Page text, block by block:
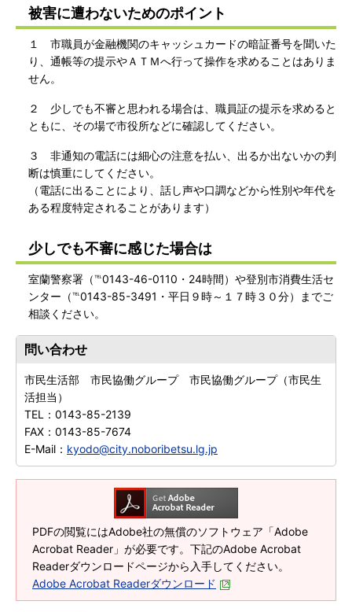
被害に遭わないためのポイント
１ 市職員が金融機関のキャッシュカードの暗証番号を聞いた
り、通帳等の提示やＡＴＭへ行って操作を求めることはありま
せん。
２ 少しでも不審と思われる場合は、職員証の提示を求めると
ともに、その場で市役所などに確認してください。
３ 非通知の電話には細心の注意を払い、出るか出ないかの判
断は慎重にしてください。
（電話に出ることにより、話し声や口調などから性別や年代を
ある程度特定されることがあります）
少しでも不審に感じた場合は
室蘭警察署（℡0143-46-0110・24時間）や登別市消費生活セ
ンター（℡0143-85-3491・平日９時～１７時３０分）までご
相談ください。
問い合わせ
市民生活部 市民協働グループ 市民協働グループ（市民生
活担当）
TEL： 0143-85-2139
FAX： 0143-85-7674
E-Mail： kyodo@city.noboribetsu.lg.jp
PDFの閲覧にはAdobe社の無償のソフトウェア「Adobe
Acrobat Reader」が必要です。下記のAdobe Acrobat
Readerダウンロードページから入手してください。
Adobe Acrobat Readerダウンロード